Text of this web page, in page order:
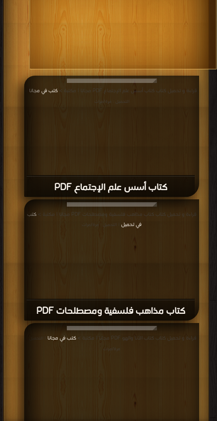
كتاب أسس علم الإجتماع PDF
قراءة و تحميل كتاب كتاب أسس علم الإجتماع PDF مجانا | مكتبة > كتب في مجانا
التحميل : مرة/مرات
كتاب مذاهب فلسفية ومصطلحات PDF
قراءة و تحميل كتاب كتاب مذاهب فلسفية ومصطلحات PDF مجانا | مكتبة >
كتب
في تحميل
| التحميل : مرة/مرات
قراءة و تحميل كتاب كتاب الأنا والهو PDF مجانا | مكتبة > كتب في مجانا | التحميل :
مرة/مرات